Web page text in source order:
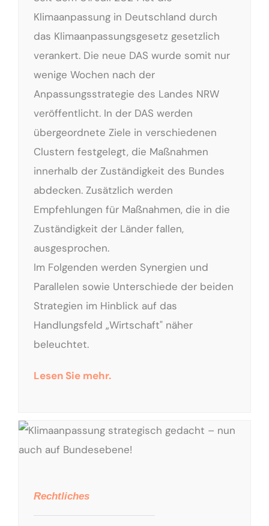
Klimaanpassung in Deutschland durch
das Klimaanpassungsgesetz gesetzlich
verankert. Die neue DAS wurde somit nur
wenige Wochen nach der
Anpassungsstrategie des Landes NRW
veröffentlicht. In der DAS werden
übergeordnete Ziele in verschiedenen
Clustern festgelegt, die Maßnahmen
innerhalb der Zuständigkeit des Bundes
abdecken. Zusätzlich werden
Empfehlungen für Maßnahmen, die in die
Zuständigkeit der Länder fallen,
ausgesprochen.
Im Folgenden werden Synergien und
Parallelen sowie Unterschiede der beiden
Strategien im Hinblick auf das
Handlungsfeld „Wirtschaft" näher
beleuchtet.
Lesen Sie mehr.
Rechtliches